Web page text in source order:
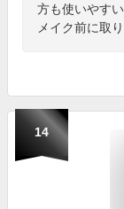
方も使いやす
メイク前に取
14